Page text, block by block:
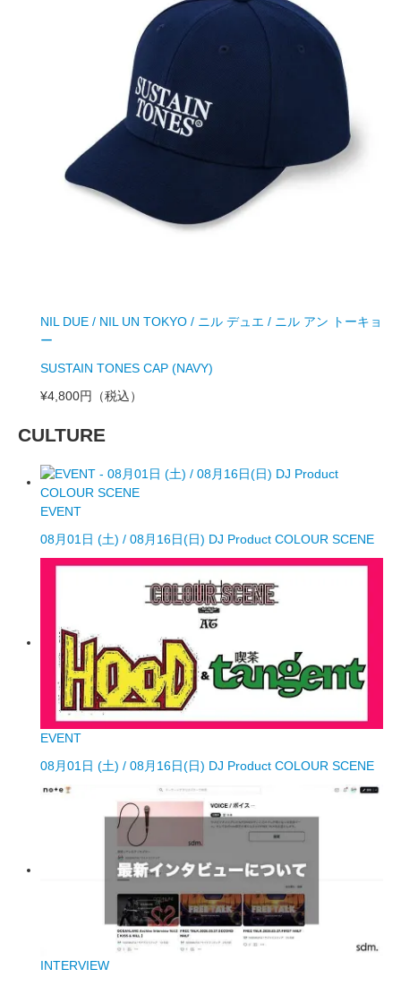
NIL DUE / NIL UN TOKYO / ニル デュエ / ニル アン トーキョ
ー
SUSTAIN TONES CAP (NAVY)
¥4,800円
（税込）
CULTURE
EVENT
08月01日 (土) / 08月16日(日) DJ Product COLOUR SCENE
EVENT
08月01日 (土) / 08月16日(日) DJ Product COLOUR SCENE
INTERVIEW